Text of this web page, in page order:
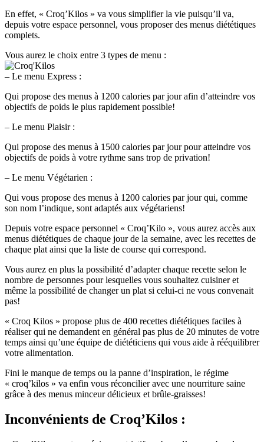
En effet, « Croq’Kilos » va vous simplifier la vie puisqu’il va,
depuis votre espace personnel, vous proposer des menus diététiques
complets.
Vous aurez le choix entre 3 types de menu :
– Le menu Express :
Qui propose des menus à 1200 calories par jour afin d’atteindre vos
objectifs de poids le plus rapidement possible!
– Le menu Plaisir :
Qui propose des menus à 1500 calories par jour pour atteindre vos
objectifs de poids à votre rythme sans trop de privation!
– Le menu Végétarien :
Qui vous propose des menus à 1200 calories par jour qui, comme
son nom l’indique, sont adaptés aux végétariens!
Depuis votre espace personnel « Croq’Kilo », vous aurez accès aux
menus diététiques de chaque jour de la semaine, avec les recettes de
chaque plat ainsi que la liste de course qui correspond.
Vous aurez en plus la possibilité d’adapter chaque recette selon le
nombre de personnes pour lesquelles vous souhaitez cuisiner et
même la possibilité de changer un plat si celui-ci ne vous convenait
pas!
« Croq Kilos » propose plus de 400 recettes diététiques faciles à
réaliser qui ne demandent en général pas plus de 20 minutes de votre
temps ainsi qu’une équipe de diététiciens qui vous aide à rééquilibrer
votre alimentation.
Fini le manque de temps ou la panne d’inspiration, le régime
« croq’kilos » va enfin vous réconcilier avec une nourriture saine
grâce à des menus minceur délicieux et brûle-graisses!
Inconvénients de Croq’Kilos :